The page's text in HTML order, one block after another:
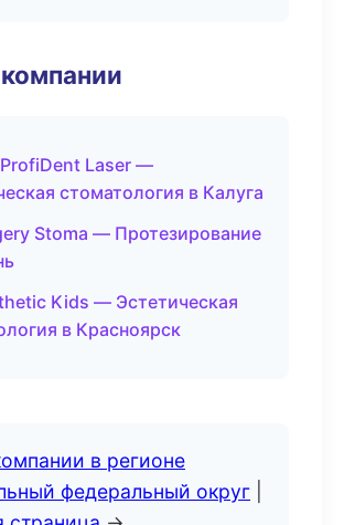
Laser —
стоматология в Калуга
Stoma — Протезирование
Kids — Эстетическая
в Красноярск
в регионе
федеральный округ